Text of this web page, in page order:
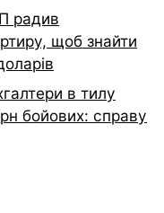
радив
щоб знайти
в тилу
бойових: справу